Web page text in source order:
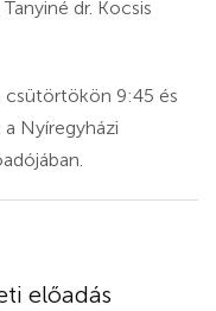
dr. Kocsis
csütörtökön 9:45 és
Nyíregyházi
előadás